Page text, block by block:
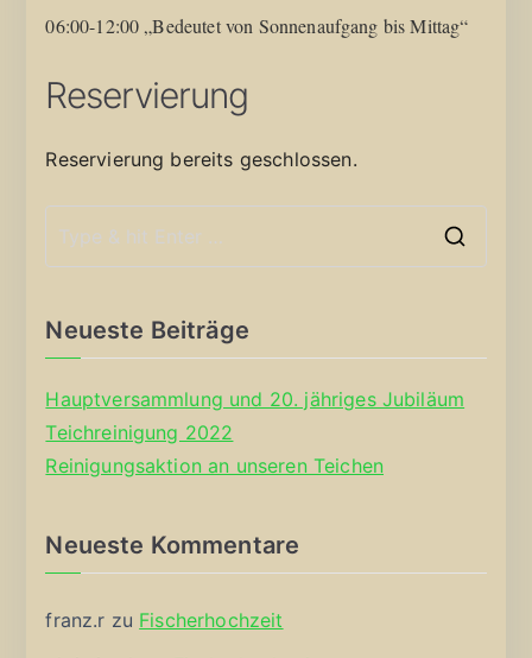
06:00-12:00 „Bedeutet von Sonnenaufgang bis Mittag“
Reservierung
Reservierung bereits geschlossen.
Neueste Beiträge
Hauptversammlung und 20. jähriges Jubiläum
Teichreinigung 2022
Reinigungsaktion an unseren Teichen
Neueste Kommentare
franz.r zu Fischerhochzeit